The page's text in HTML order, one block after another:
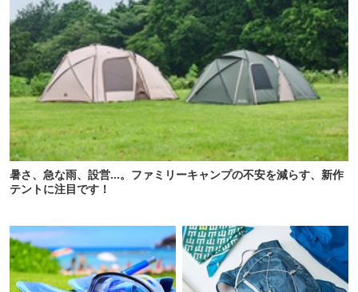
暑さ、急な雨、設営…。ファミリーキャンプの不安を減らす、新作
テントに注目です！